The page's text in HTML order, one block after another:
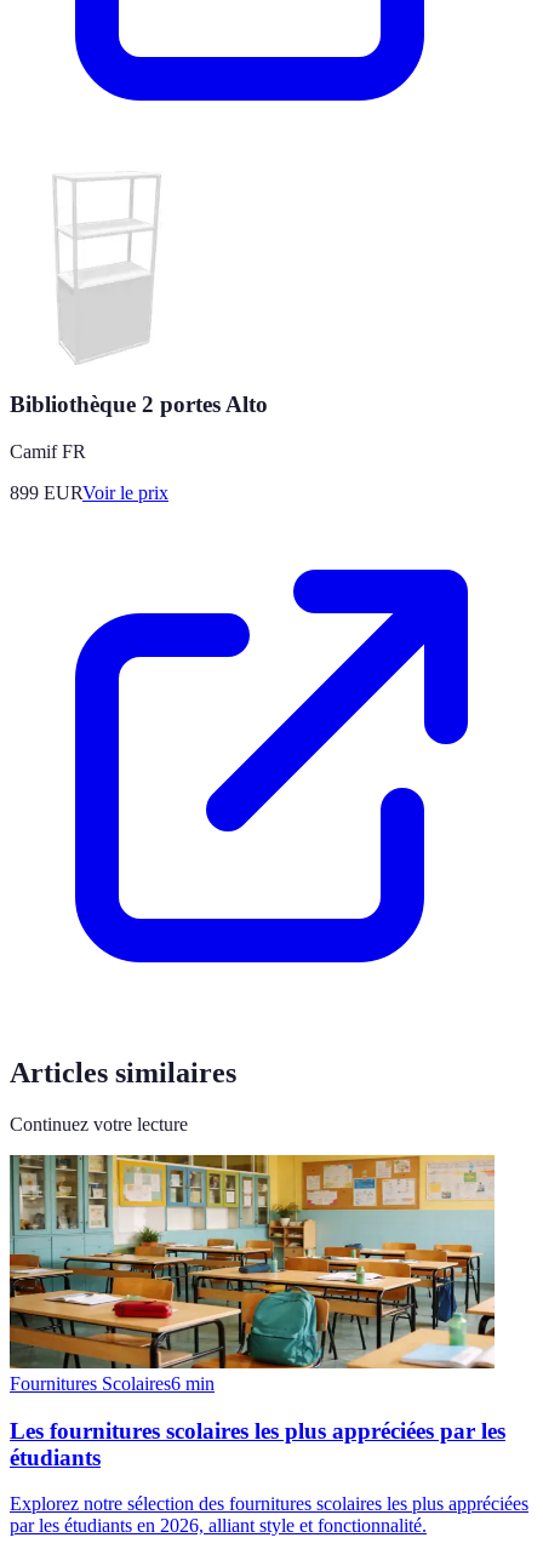
Bibliothèque 2 portes Alto
Camif FR
899 EURVoir le prix
Articles similaires
Continuez votre lecture
Fournitures Scolaires6 min
Les fournitures scolaires les plus appréciées par les
étudiants
Explorez notre sélection des fournitures scolaires les plus appréciées
par les étudiants en 2026, alliant style et fonctionnalité.